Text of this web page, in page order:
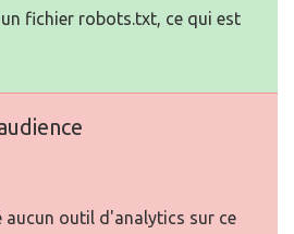
fichier robots.txt, ce qui est
aucun outil d'analytics sur ce